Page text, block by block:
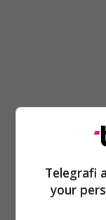
Telegrafi
your